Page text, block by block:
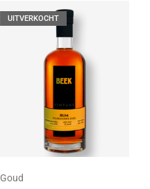
UITVERKOCHT
Goud